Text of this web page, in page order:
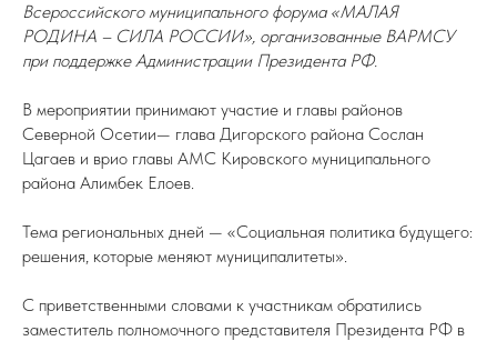
Всероссийского муниципального форума «МАЛАЯ
РОДИНА – СИЛА РОССИИ», организованные ВАРМСУ
при поддержке Администрации Президента РФ.
В мероприятии принимают участие и главы районов
Северной Осетии— глава Дигорского района Сослан
Цагаев и врио главы АМС Кировского муниципального
района Алимбек Елоев.
Тема региональных дней — «Социальная политика будущего:
решения, которые меняют муниципалитеты».
С приветственными словами к участникам обратились
заместитель полномочного представителя Президента РФ в